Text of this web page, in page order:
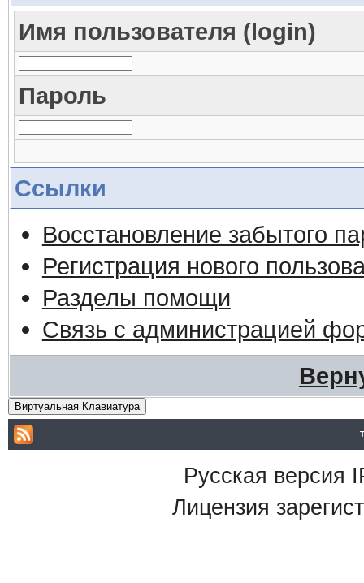
Имя пользователя (login)
Пароль
Ссылки
Восстановление забытого
Регистрация нового
Разделы помощи
Связь с администрацией
Виртуальная Клавиатура
Русская версия
Лицензия